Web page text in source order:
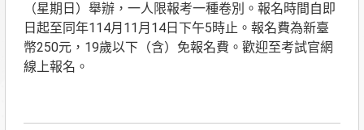
（星期日）舉辦，一人限報考一種卷別。報名時間自即
日起至同年114月11月14日下午5時止。報名費為新臺
幣250元，19歲以下（含）免報名費。歡迎至考試官網
線上報名。